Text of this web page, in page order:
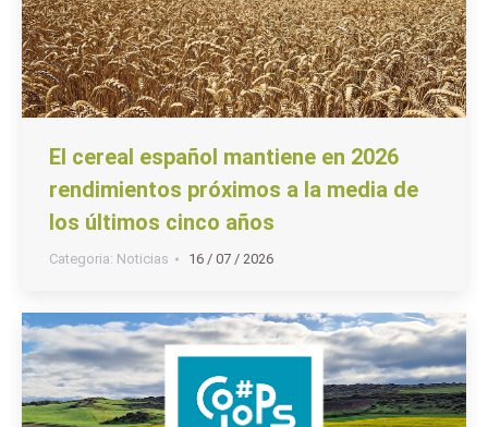
El cereal español mantiene en 2026
rendimientos próximos a la media de
los últimos cinco años
Categoria: Noticias 16 / 07 / 2026